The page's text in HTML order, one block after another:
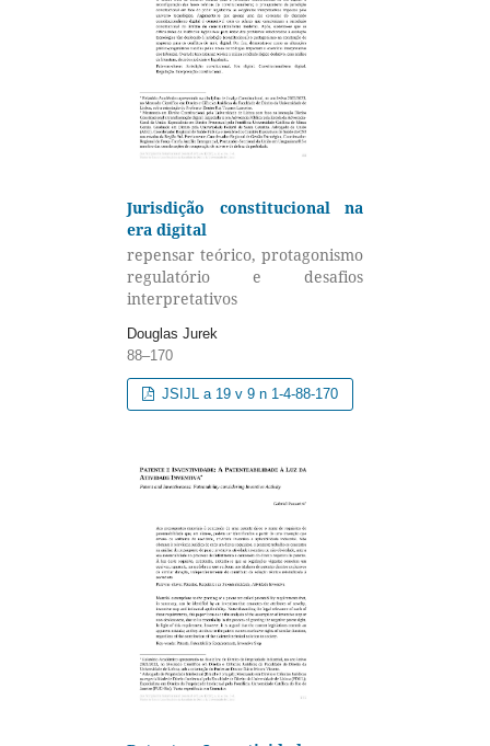
Jurisdição constitucional na
era digital
repensar teórico, protagonismo
regulatório e desafios
interpretativos
Douglas Jurek
88–170
JSIJL a 19 v 9 n 1-4-88-170